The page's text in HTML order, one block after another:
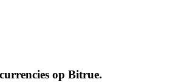
op Bitrue.